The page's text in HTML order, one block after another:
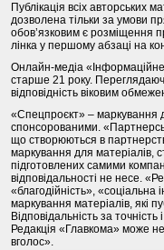
Публікація всіх авторських
дозволена тільки за умови
обов’язковим є розміщення
лінка у першому абзаці на
Онлайн-медіа
старше 21 року.
відповідність віковим
«Спецпроєкт» – маркування
спонсорованими.
що створюються в
маркування для матеріалів,
підготовлених самими
відповідальності не несе.
«благодійність», «соціальна
маркування матеріалів, які
Відповідальність за
Редакція «Главкома» може
вголос».